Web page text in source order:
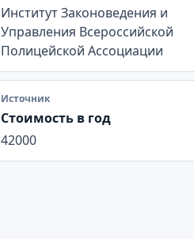
Институт Законоведения и
Управления Всероссийской
Полицейской Ассоциации
Источник
Стоимость в год
42000